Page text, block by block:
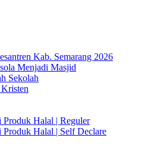
Kab. Semarang 2026
Menjadi Masjid
Sekolah
Produk Halal | Reguler
Produk Halal | Self Declare